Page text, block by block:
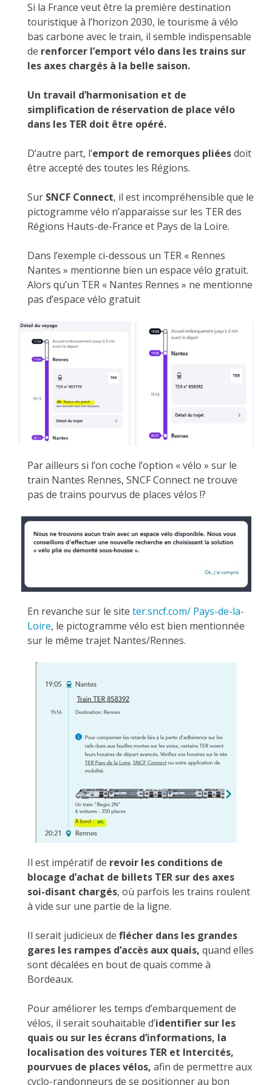
Si la France veut être la première destination
touristique à l’horizon 2030, le tourisme à vélo
bas carbone avec le train, il semble indispensable
de renforcer l’emport vélo dans les trains sur
les axes chargés à la belle saison.
Un travail d’harmonisation et de
simplification de réservation de place vélo
dans les TER doit être opéré.
D’autre part, l’emport de remorques pliéesdoit
être accepté des toutes les Régions.
Sur SNCF Connect, il est incompréhensible que le
pictogramme vélo n’apparaisse sur les TER des
Régions Hauts-de-France et Pays de la Loire.
Dans l’exemple ci-dessous un TER « Rennes
Nantes » mentionne bien un espace vélo gratuit.
Alors qu’un TER « Nantes Rennes » ne mentionne
pas d’espace vélo gratuit
Par ailleurs si l’on coche l’option « vélo » sur le
train Nantes Rennes, SNCF Connect ne trouve
pas de trains pourvus de places vélos !?
En revanche sur le site ter.sncf.com/ Pays-de-la-
Loire, le pictogramme vélo est bien mentionnée
sur le même trajet Nantes/Rennes.
Il est impératif de revoir les conditions de
blocage d’achat de billets TER sur des axes
soi-disant chargés, où parfois les trains roulent
à vide sur une partie de la ligne.
Il serait judicieux de flécher dans les grandes
gares les rampes d’accès aux quais, quand elles
sont décalées en bout de quais comme à
Bordeaux.
Pour améliorer les temps d’embarquement de
vélos, il serait souhaitable d’identifier sur les
quais ou sur les écrans d’informations, la
localisation des voitures TER et Intercités,
pourvues de places vélos, afin de permettre aux
cyclo-randonneurs de se positionner au bon